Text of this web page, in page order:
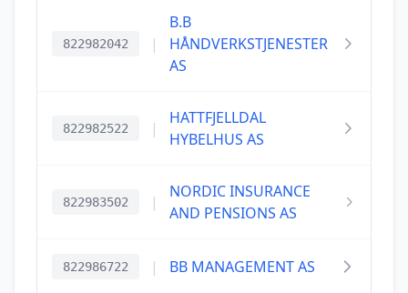
822982042 |
B.B
HÅNDVERKSTJENESTER
AS
822982522 |
HATTFJELLDAL
HYBELHUS AS
822983502 |
NORDIC INSURANCE
AND PENSIONS AS
822986722 | BB MANAGEMENT AS